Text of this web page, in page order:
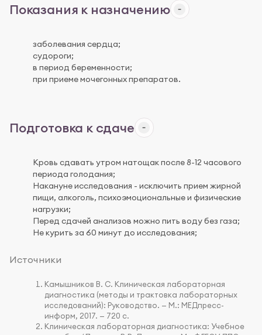
Показания к назначению
заболевания сердца;
судороги;
в период беременности;
при приеме мочегонных препаратов.
Подготовка к сдаче
Кровь сдавать утром натощак после 8-12 часового
периода голодания;
Накануне исследования - исключить прием жирной
пищи, алкоголь, психоэмоциональные и физические
нагрузки;
Перед сдачей анализов можно пить воду без газа;
Не курить за 60 минут до исследования;
Источники
Камышников В. С. Клиническая лабораторная
диагностика (методы и трактовка лабораторных
исследований): Руководство. — М.: МЕДпресс-
информ, 2017. — 720 с.
Клиническая лабораторная диагностика: Учебное